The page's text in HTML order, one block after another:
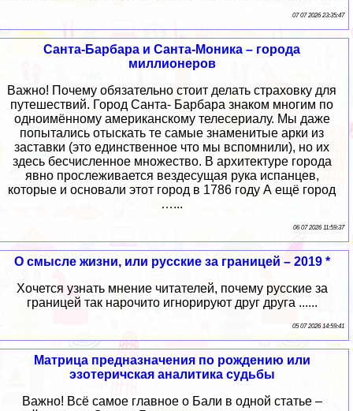
07 07 2026 23:35:47
Санта-Барбара и Санта-Моника – города
миллионеров
Важно! Почему обязательно стоит делать страховку для
путешествий. Город Санта- Барбара знаком многим по
одноимённому американскому телесериалу. Мы даже
попытались отыскать те самые знаменитые арки из
заставки (это единственное что мы вспомнили), но их
здесь бесчисленное множество. В архитектуре города
явно прослеживается вездесущая рука испанцев,
которые и основали этот город в 1786 году А ещё город
…...
06 07 2026 11:59:37
О смысле жизни, или русские за границей – 2019 *
Хочется узнать мнение читателей, почему русские за
границей так нарочито игнорируют друг друга ......
05 07 2026 14:59:41
Матрица предназначения по рождению или
эзотеричская аналитика судьбы
Важно! Всё самое главное о Бали в одной статье –